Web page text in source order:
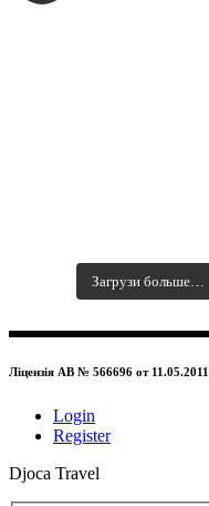
Загрузи больше…
Ліцензія АВ № 566696 от 11.05.2011
Login
Register
Djoca Travel